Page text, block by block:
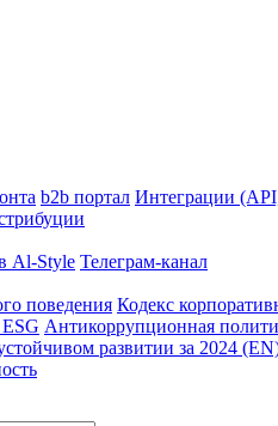
b2b портал Интеграции
Al-Style Телеграм-канал
поведения Кодекс
Антикоррупционная
развитии за 2024